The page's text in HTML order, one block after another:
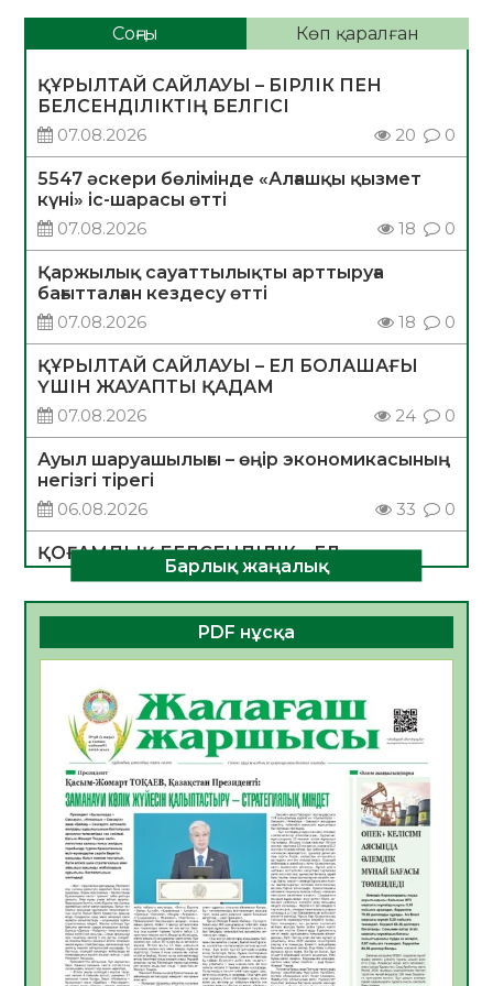
Соңғы Көп қаралған
ҚҰРЫЛТАЙ САЙЛАУЫ – БІРЛІК ПЕН
БЕЛСЕНДІЛІКТІҢ БЕЛГІСІ
07.08.2026
20 0
5547 әскери бөлімінде «Алғашқы қызмет
күні» іс-шарасы өтті
07.08.2026
18 0
Қаржылық сауаттылықты арттыруға
бағытталған кездесу өтті
07.08.2026
18 0
ҚҰРЫЛТАЙ САЙЛАУЫ – ЕЛ БОЛАШАҒЫ
ҮШІН ЖАУАПТЫ ҚАДАМ
07.08.2026
24 0
Ауыл шаруашылығы – өңір экономикасының
негізгі тірегі
06.08.2026
33 0
ҚОҒАМДЫҚ БЕЛСЕНДІЛІК – ЕЛ
ДАМУЫНЫҢ НЕГІЗІ
06.08.2026
31 0
ҚҰРЫЛТАЙ САЙЛАУЫ – БОЛАШАҚҚА
БАСТАР ЖАУАПТЫ ТАҢДАУ
06.08.2026
Инфекциялық ауруларға қарсы иммундау
жұмыстарының тиімділігі
06.08.2026
34
Көкжөтел ауруы туралы
06.08.2026
32
АПВ вакцинасы туралы мәлімет
06.08.2026
32
Open Air: Қызылорда облысы полиция
Барлық жаңалық
PDF нұсқа